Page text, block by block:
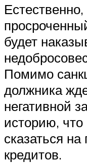
будет
Помимо
должника
негативной
историю,
сказаться
кредитов.